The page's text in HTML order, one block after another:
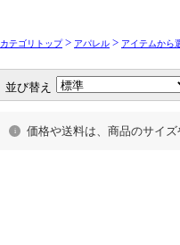
カテゴリトップ> アパレル > アイテムから
並び替え
価格や送料は、商品のサイズ